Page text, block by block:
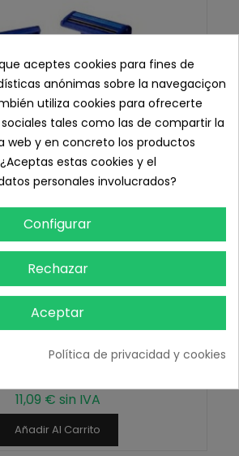
Doble Hoja (Cuchillas Afeitar
Caja 100 unid.
11,09 € sin IVA
Añadir Al Carrito
aceptes cookies para fines de
anónimas sobre la navegaciçon
utiliza cookies para ofrecerte
tales como las de compartir la
web y en concreto los productos
estas cookies y el
personales involucrados?
Configurar
Rechazar
Aceptar
Política de privacidad y cookies